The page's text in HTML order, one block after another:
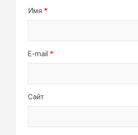
Имя *
E-mail *
Сайт